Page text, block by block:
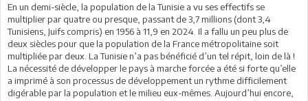
En un demi-siècle, la population de la Tunisie a vu ses effectifs se
multiplier par quatre ou presque, passant de 3,7 millions (dont 3,4
Tunisiens, Juifs compris) en 1956 à 11,9 en 2024. Il a fallu un peu plus de
deux siècles pour que la population de la France métropolitaine soit
multipliée par deux. La Tunisie n’a pas bénéficié d’un tel répit, loin de là !
La nécessité de développer le pays à marche forcée a été si forte qu’elle
a imprimé à son processus de développement un rythme difficilement
digérable par la population et le milieu eux-mêmes. Aujourd’hui encore,